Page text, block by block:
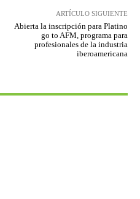
ARTÍCULO SIGUIENTE
Abierta la inscripción para Platino
go to AFM, programa para
profesionales de la industria
iberoamericana